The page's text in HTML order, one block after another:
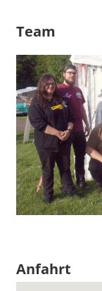
Team
Anfahrt